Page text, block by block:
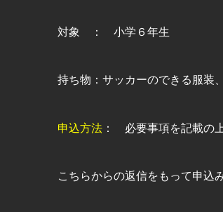
対象 ： 小学６年生
持ち物：サッカーのできる服装
申込方法 ： 必要事項を記載の
こちらからの返信をもって申込